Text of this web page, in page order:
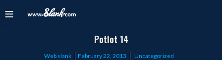
Potlot 14
Web slank
Posted
February 22, 2013 Uncategorized